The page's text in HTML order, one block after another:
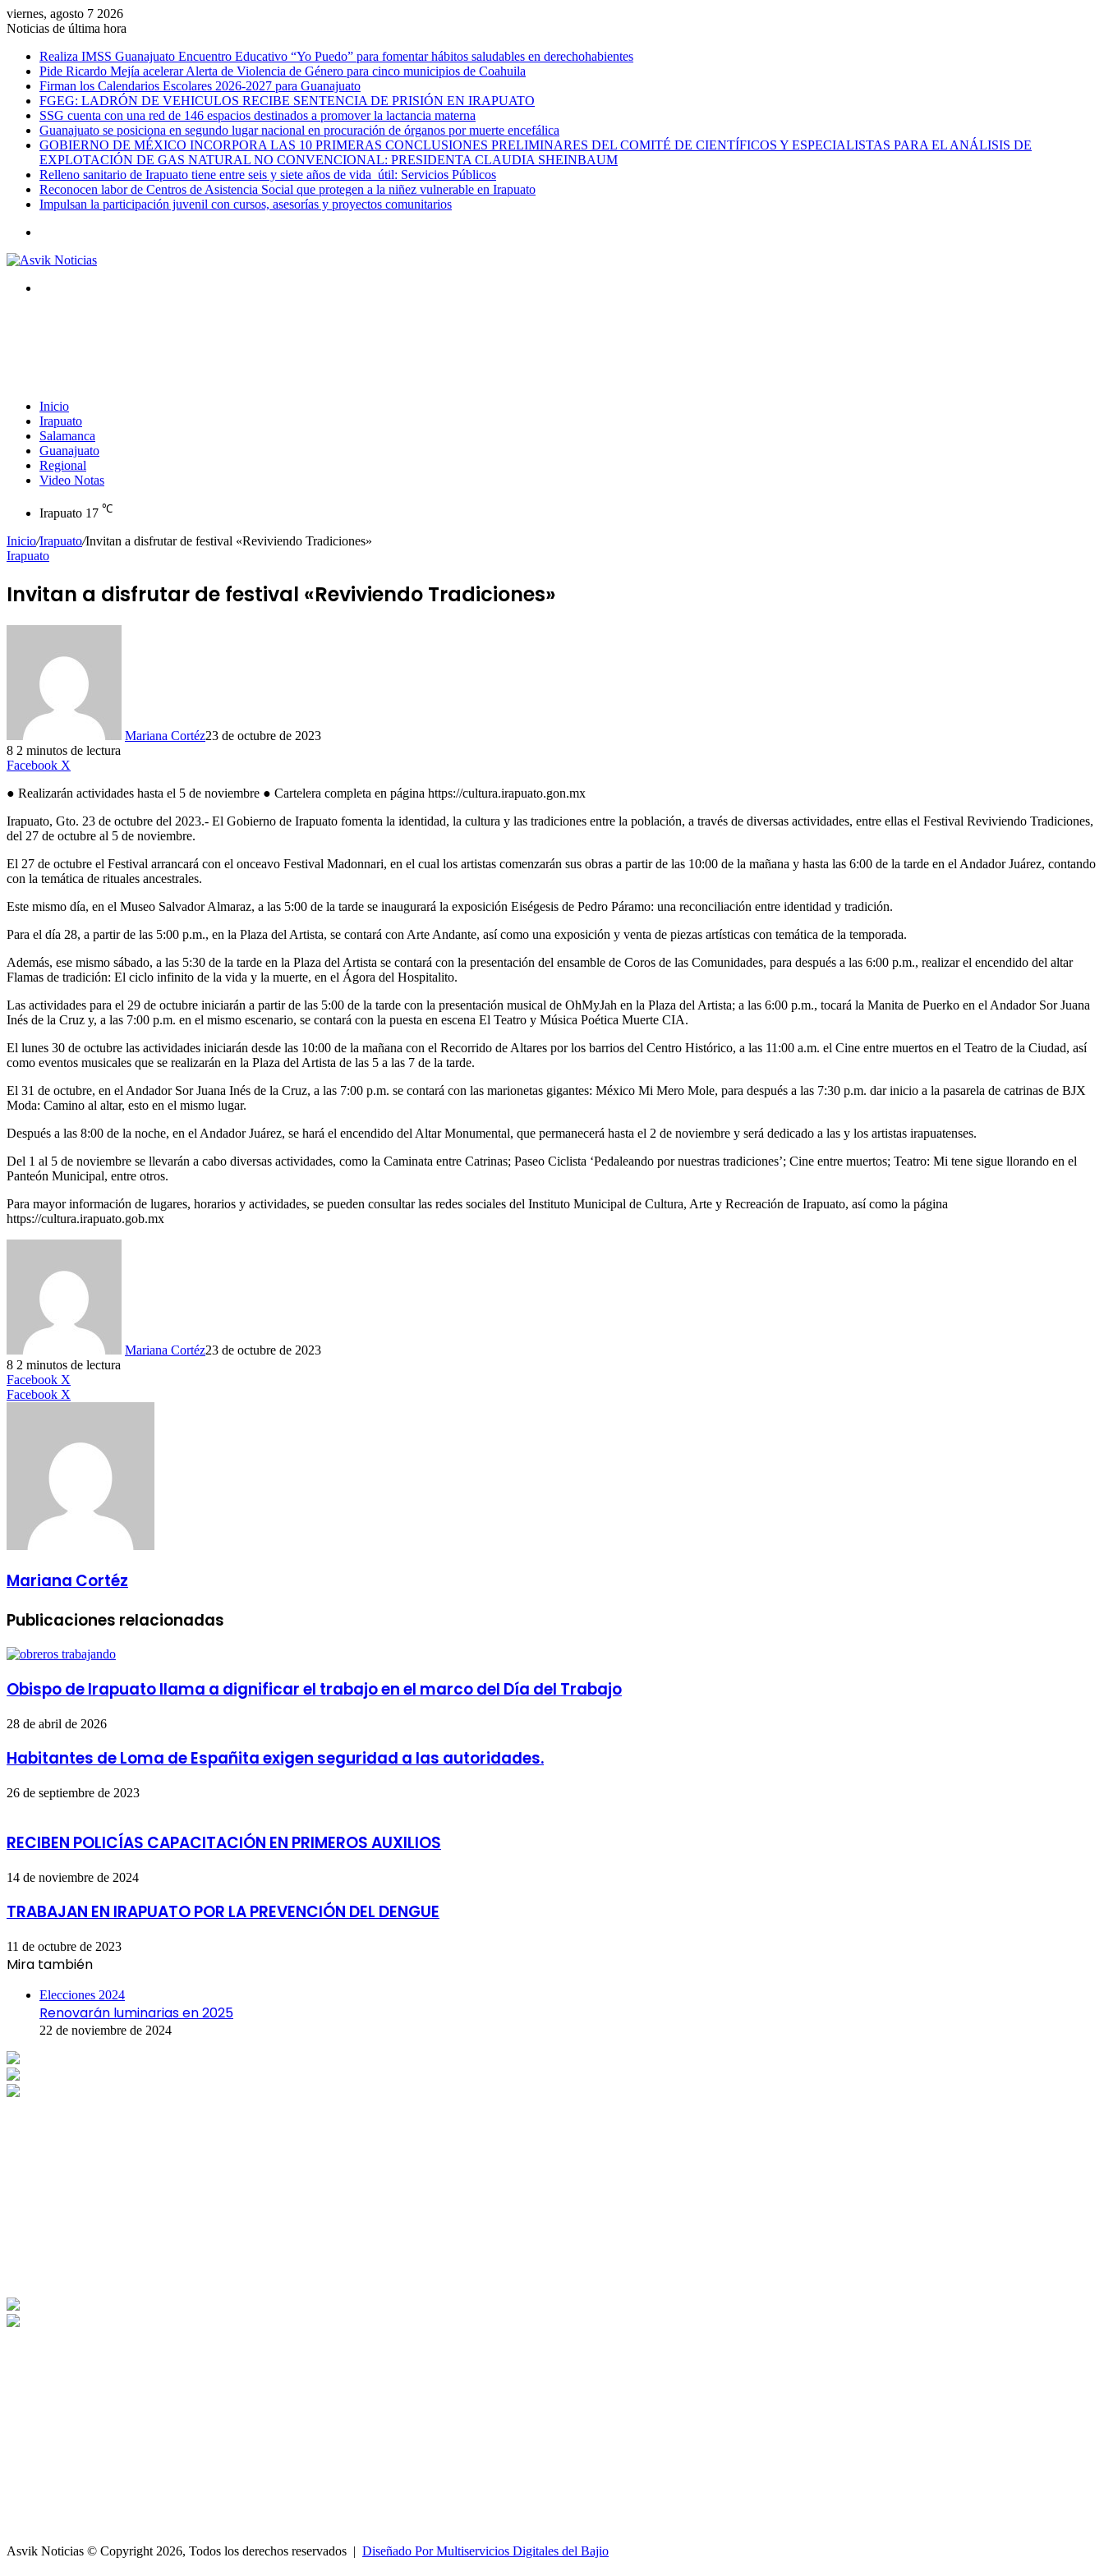
viernes, agosto 7 2026
Noticias de última hora
Realiza IMSS Guanajuato Encuentro Educativo “Yo Puedo” para fomentar hábitos saludables en derechohabientes
Pide Ricardo Mejía acelerar Alerta de Violencia de Género para cinco municipios de Coahuila
Firman los Calendarios Escolares 2026-2027 para Guanajuato
FGEG: LADRÓN DE VEHICULOS RECIBE SENTENCIA DE PRISIÓN EN IRAPUATO
SSG cuenta con una red de 146 espacios destinados a promover la lactancia materna
Guanajuato se posiciona en segundo lugar nacional en procuración de órganos por muerte encefálica
GOBIERNO DE MÉXICO INCORPORA LAS 10 PRIMERAS CONCLUSIONES PRELIMINARES DEL COMITÉ DE CIENTÍFICOS Y ESPECIALISTAS PARA EL ANÁLISIS DE
EXPLOTACIÓN DE GAS NATURAL NO CONVENCIONAL: PRESIDENTA CLAUDIA SHEINBAUM
Relleno sanitario de Irapuato tiene entre seis y siete años de vida útil: Servicios Públicos
Reconocen labor de Centros de Asistencia Social que protegen a la niñez vulnerable en Irapuato
Impulsan la participación juvenil con cursos, asesorías y proyectos comunitarios
Inicio
Irapuato
Salamanca
Guanajuato
Regional
Video Notas
Irapuato 17 ℃
Inicio/Irapuato/Invitan a disfrutar de festival «Reviviendo Tradiciones»
Irapuato
Invitan a disfrutar de festival «Reviviendo Tradiciones»
Mariana Cortéz23 de octubre de 2023
8 2 minutos de lectura
Facebook X
● Realizarán actividades hasta el 5 de noviembre ● Cartelera completa en página https://cultura.irapuato.gon.mx
Irapuato, Gto. 23 de octubre del 2023.- El Gobierno de Irapuato fomenta la identidad, la cultura y las tradiciones entre la población, a través de diversas actividades, entre ellas el Festival Reviviendo Tradiciones,
del 27 de octubre al 5 de noviembre.
El 27 de octubre el Festival arrancará con el onceavo Festival Madonnari, en el cual los artistas comenzarán sus obras a partir de las 10:00 de la mañana y hasta las 6:00 de la tarde en el Andador Juárez, contando
con la temática de rituales ancestrales.
Este mismo día, en el Museo Salvador Almaraz, a las 5:00 de la tarde se inaugurará la exposición Eiségesis de Pedro Páramo: una reconciliación entre identidad y tradición.
Para el día 28, a partir de las 5:00 p.m., en la Plaza del Artista, se contará con Arte Andante, así como una exposición y venta de piezas artísticas con temática de la temporada.
Además, ese mismo sábado, a las 5:30 de la tarde en la Plaza del Artista se contará con la presentación del ensamble de Coros de las Comunidades, para después a las 6:00 p.m., realizar el encendido del altar
Flamas de tradición: El ciclo infinito de la vida y la muerte, en el Ágora del Hospitalito.
Las actividades para el 29 de octubre iniciarán a partir de las 5:00 de la tarde con la presentación musical de OhMyJah en la Plaza del Artista; a las 6:00 p.m., tocará la Manita de Puerko en el Andador Sor Juana
Inés de la Cruz y, a las 7:00 p.m. en el mismo escenario, se contará con la puesta en escena El Teatro y Música Poética Muerte CIA.
El lunes 30 de octubre las actividades iniciarán desde las 10:00 de la mañana con el Recorrido de Altares por los barrios del Centro Histórico, a las 11:00 a.m. el Cine entre muertos en el Teatro de la Ciudad, así
como eventos musicales que se realizarán en la Plaza del Artista de las 5 a las 7 de la tarde.
El 31 de octubre, en el Andador Sor Juana Inés de la Cruz, a las 7:00 p.m. se contará con las marionetas gigantes: México Mi Mero Mole, para después a las 7:30 p.m. dar inicio a la pasarela de catrinas de BJX
Moda: Camino al altar, esto en el mismo lugar.
Después a las 8:00 de la noche, en el Andador Juárez, se hará el encendido del Altar Monumental, que permanecerá hasta el 2 de noviembre y será dedicado a las y los artistas irapuatenses.
Del 1 al 5 de noviembre se llevarán a cabo diversas actividades, como la Caminata entre Catrinas; Paseo Ciclista ‘Pedaleando por nuestras tradiciones’; Cine entre muertos; Teatro: Mi tene sigue llorando en el
Panteón Municipal, entre otros.
Para mayor información de lugares, horarios y actividades, se pueden consultar las redes sociales del Instituto Municipal de Cultura, Arte y Recreación de Irapuato, así como la página
https://cultura.irapuato.gob.mx
Mariana Cortéz23 de octubre de 2023
8 2 minutos de lectura
Facebook X
Facebook X
Mariana Cortéz
Publicaciones relacionadas
Obispo de Irapuato llama a dignificar el trabajo en el marco del Día del Trabajo
28 de abril de 2026
Habitantes de Loma de Españita exigen seguridad a las autoridades.
26 de septiembre de 2023
RECIBEN POLICÍAS CAPACITACIÓN EN PRIMEROS AUXILIOS
14 de noviembre de 2024
TRABAJAN EN IRAPUATO POR LA PREVENCIÓN DEL DENGUE
11 de octubre de 2023
Mira también
Elecciones 2024
Renovarán luminarias en 2025
22 de noviembre de 2024
Asvik Noticias © Copyright 2026, Todos los derechos reservados | Diseñado Por Multiservicios Digitales del Bajio